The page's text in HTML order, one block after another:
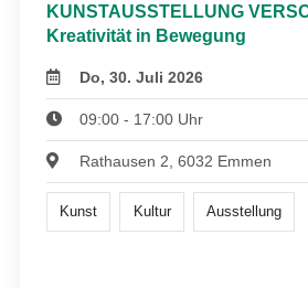
KUNSTAUSSTELLUNG
Kreativität in Bewegung
Do, 30. Juli 2026
09:00 - 17:00 Uhr
Rathausen 2, 6032 Emmen
Kunst Kultur Ausstellung